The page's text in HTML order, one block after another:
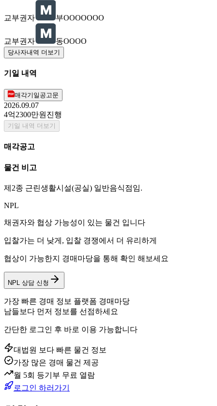
교부권자 부OOOOOOO
교부권자 동OOOO
당사자내역 더보기
기일 내역
매각기일공고문
2026.09.07
4억2300만원 진행
기일 내역 더보기
매각공고
물건 비고
제2종 근린생활시설(공실) 일반음식점임.
NPL
채권자와 협상 가능성이 있는 물건 입니다
입찰가는 더 낮게, 입찰 경쟁에서 더 유리하게
협상이 가능한지 경매마당을 통해 확인 해보세요
NPL 상담 신청
가장 빠른 경매 정보 플랫폼 경매마당
남들보다 먼저 정보를 선점하세요
간단한 로그인 후 바로 이용 가능합니다
대법원 보다 빠른 물건 정보
가장 많은 경매 물건 제공
월 5회 등기부 무료 열람
로그인 하러가기